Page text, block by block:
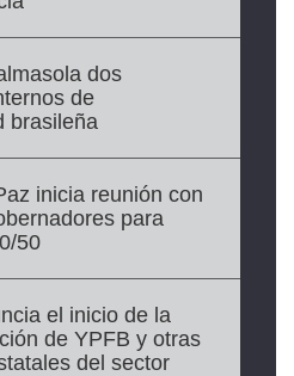
dos
de
brasileña
inicia reunión con
para
50
el inicio de la
de YPFB y otras
del sector